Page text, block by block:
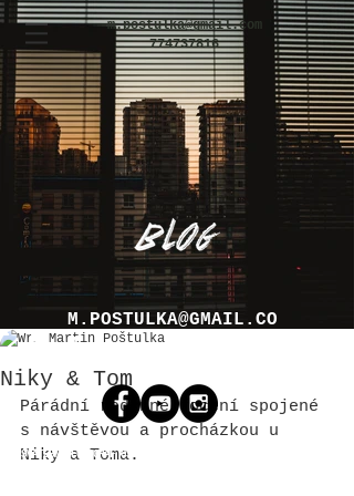
m.postulka@gmail.com
774737816
Niky & Tom
Martin Poštulka
Párádní rodinné focení spojené
s návštěvou a procházkou u
Niky a Toma.
M.POSTULKA@GMAIL.CO
M
SVATEBNÍ FOTOGRAF OSTRAVA / BRNO / PRAHA / OLOMOUC